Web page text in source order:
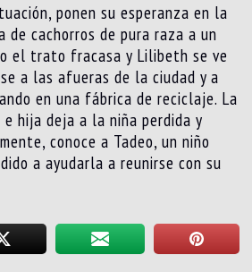
ponen su esperanza en la
de cachorros de pura raza a un
el trato fracasa y Lilibeth se ve
a las afueras de la ciudad y a
en una fábrica de reciclaje. La
e hija deja a la niña perdida y
conoce a Tadeo, un niño
a ayudarla a reunirse con su